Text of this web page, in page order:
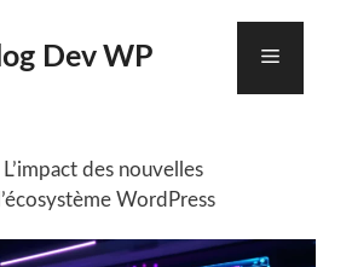
Dev WP Menu
L’impact des nouvelles
WordPress